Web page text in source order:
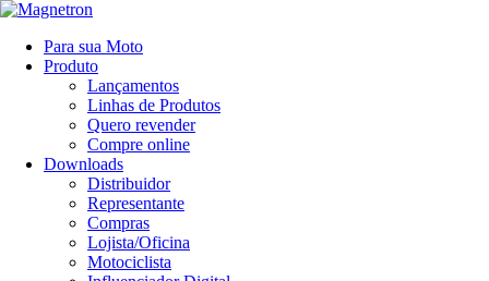
Para sua Moto
Produto
Lançamentos
Linhas de Produtos
Quero revender
Compre online
Downloads
Distribuidor
Representante
Compras
Lojista/Oficina
Motociclista